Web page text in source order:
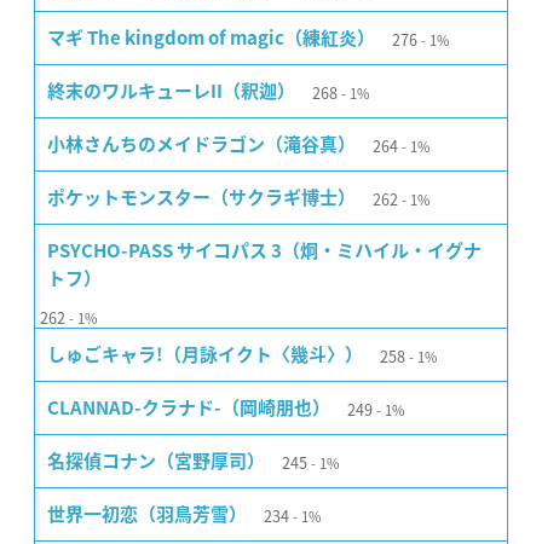
マギ The kingdom of magic（練紅炎） 276 1%
終末のワルキューレII（釈迦） 268 1%
小林さんちのメイドラゴン（滝谷真） 264 1%
ポケットモンスター（サクラギ博士） 262 1%
PSYCHO-PASS サイコパス 3（炯・ミハイル・イグナ
トフ）
262 1%
しゅごキャラ!（月詠イクト〈幾斗〉） 258 1%
CLANNAD-クラナド-（岡崎朋也） 249 1%
名探偵コナン（宮野厚司） 245 1%
世界一初恋（羽鳥芳雪） 234 1%